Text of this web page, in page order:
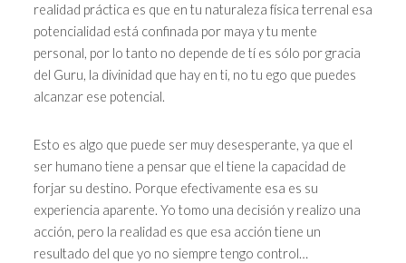
realidad práctica es que en tu naturaleza física terrenal esa
potencialidad está confinada por maya y tu mente
personal, por lo tanto no depende de tí es sólo por gracia
del Guru, la divinidad que hay en ti, no tu ego que puedes
alcanzar ese potencial.
Esto es algo que puede ser muy desesperante, ya que el
ser humano tiene a pensar que el tiene la capacidad de
forjar su destino. Porque efectivamente esa es su
experiencia aparente. Yo tomo una decisión y realizo una
acción, pero la realidad es que esa acción tiene un
resultado del que yo no siempre tengo control…